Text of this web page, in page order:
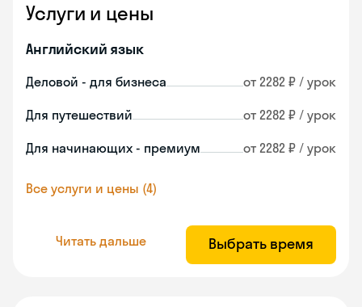
Услуги и цены
Английский язык
Деловой - для бизнеса от 2282 ₽ / урок
Для путешествий от 2282 ₽ / урок
Для начинающих - премиум от 2282 ₽ / урок
Все услуги и цены (4)
Читать дальше Выбрать время